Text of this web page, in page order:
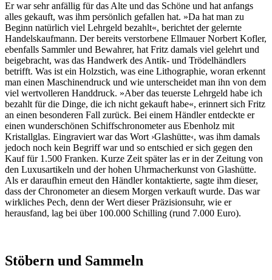
Er war sehr anfällig für das Alte und das Schöne und hat anfangs
alles gekauft, was ihm persönlich gefallen hat. »Da hat man zu
Beginn natürlich viel Lehrgeld bezahlt«, berichtet der gelernte
Handelskaufmann. Der bereits verstorbene Ellmauer Norbert Kofler,
ebenfalls Sammler und Bewahrer, hat Fritz damals viel gelehrt und
beigebracht, was das Handwerk des Antik- und Trödelhändlers
betrifft. Was ist ein Holzstich, was eine Lithographie, woran erkennt
man einen Maschinendruck und wie unterscheidet man ihn von dem
viel wertvolleren Handdruck. »Aber das teuerste Lehrgeld habe ich
bezahlt für die Dinge, die ich nicht gekauft habe«, erinnert sich Fritz
an einen besonderen Fall zurück. Bei einem Händler entdeckte er
einen wunderschönen Schiffschronometer aus Ebenholz mit
Kristallglas. Eingraviert war das Wort ›Glashütte‹, was ihm damals
jedoch noch kein Begriff war und so entschied er sich gegen den
Kauf für 1.500 Franken. Kurze Zeit später las er in der Zeitung von
den Luxusartikeln und der hohen Uhrmacherkunst von Glashütte.
Als er daraufhin erneut den Händler kontaktierte, sagte ihm dieser,
dass der Chronometer an diesem Morgen verkauft wurde. Das war
wirkliches Pech, denn der Wert dieser Präzisionsuhr, wie er
herausfand, lag bei über 100.000 Schilling (rund 7.000 Euro).
Stöbern und Sammeln